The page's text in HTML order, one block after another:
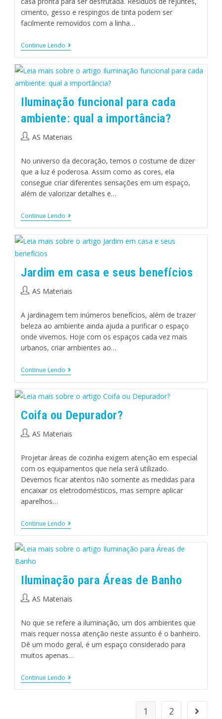
cimento, gesso e respingos de tinta podem ser
facilmente removidos com a linha…
Continue Lendo
Iluminação funcional para cada
ambiente: qual a importância?
AS Materiais
No universo da decoração, temos o costume de dizer
que a luz é poderosa. Assim como as cores, ela
consegue criar diferentes sensações em um espaço,
além de valorizar detalhes e…
Continue Lendo
Jardim em casa e seus benefícios
AS Materiais
A jardinagem tem inúmeros benefícios, além de trazer
beleza ao ambiente ainda ajuda a purificar o espaço
onde vivemos. Hoje com os espaços cada vez mais
urbanos, criar ambientes ao…
Continue Lendo
Coifa ou Depurador?
AS Materiais
Projetar áreas de cozinha exigem atenção em especial
com os equipamentos que nela será utilizado.
Devemos ficar atentos não somente as medidas para
encaixar os eletrodomésticos, mas sempre aplicar
aparelhos…
Continue Lendo
Iluminação para Áreas de Banho
AS Materiais
No que se refere a iluminação, um dos ambientes que
mais requer nossa atenção neste assunto é o banheiro.
Dê um modo geral, é um espaço considerado para
muitos apenas…
Continue Lendo
1 2